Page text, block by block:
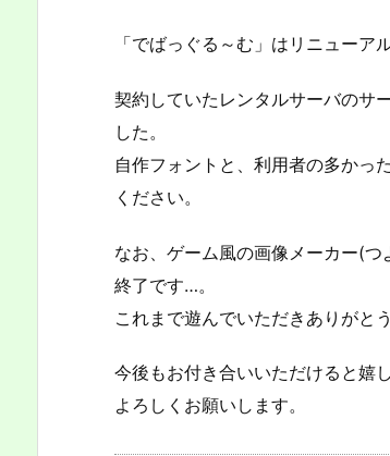
「でばっぐる～む」はリニューア
契約していたレンタルサーバのサ
した。
自作フォントと、利用者の多かっ
ください。
なお、ゲーム風の画像メーカー(
終了です…。
これまで遊んでいただきありがと
今後もお付き合いいただけると嬉
よろしくお願いします。